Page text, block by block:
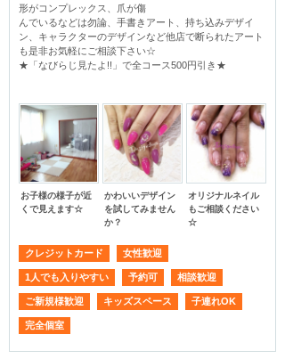
形がコンプレックス、爪が傷
んでいるなどは勿論、手書きアート、持ち込みデザイ
ン、キャラクターのデザインなど他店で断られたアート
も是非お気軽にご相談下さい☆
★「なびらじ見たよ!!」で全コース500円引き★
お子様の様子が近
くで見えます☆
かわいいデザイン
を試してみません
か？
オリジナルネイル
もご相談ください
☆
クレジットカード 女性歓迎
1人でも入りやすい 予約可 相談歓迎
ご新規様歓迎 キッズスペース 子連れOK
完全個室